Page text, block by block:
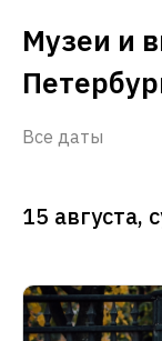
Музеи и
Все даты
15 августа,